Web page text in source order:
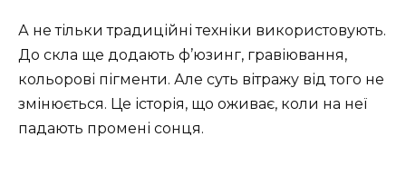
А не тільки традиційні техніки використовують.
До скла ще додають ф’юзинг, гравіювання,
кольорові пігменти. Але суть вітражу від того не
змінюється. Це історія, що оживає, коли на неї
падають промені сонця.